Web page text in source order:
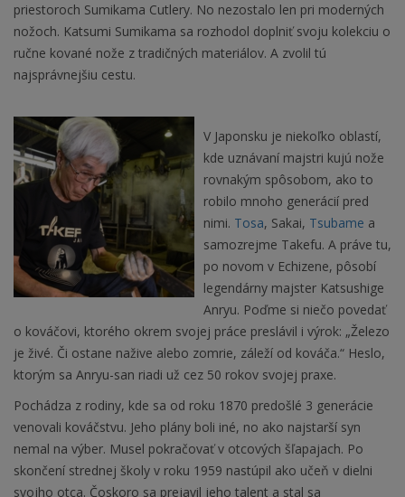
priestoroch Sumikama Cutlery. No nezostalo len pri moderných
nožoch. Katsumi Sumikama sa rozhodol doplniť svoju kolekciu o
ručne kované nože z tradičných materiálov. A zvolil tú
najsprávnejšiu cestu.
V Japonsku je niekoľko oblastí,
kde uznávaní majstri kujú nože
rovnakým spôsobom, ako to
robilo mnoho generácií pred
nimi. Tosa, Sakai, Tsubame a
samozrejme Takefu. A práve tu,
po novom v Echizene, pôsobí
legendárny majster Katsushige
Anryu. Poďme si niečo povedať
o kováčovi, ktorého okrem svojej práce preslávil i výrok: „Železo
je živé. Či ostane nažive alebo zomrie, záleží od kováča.“ Heslo,
ktorým sa Anryu-san riadi už cez 50 rokov svojej praxe.
Pochádza z rodiny, kde sa od roku 1870 predošlé 3 generácie
venovali kováčstvu. Jeho plány boli iné, no ako najstarší syn
nemal na výber. Musel pokračovať v otcových šľapajach. Po
skončení strednej školy v roku 1959 nastúpil ako učeň v dielni
svojho otca. Čoskoro sa prejavil jeho talent a stal sa